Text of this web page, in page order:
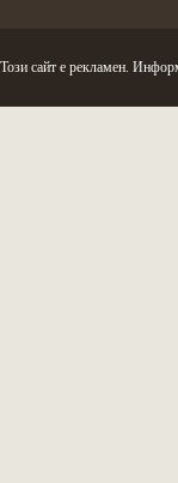
Този сайт е рекламен.